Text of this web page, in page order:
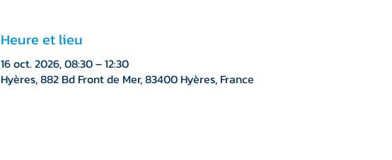
Heure et lieu
16 oct. 2026, 08:30 – 12:30
Hyères, 882 Bd Front de Mer, 83400 Hyères, France